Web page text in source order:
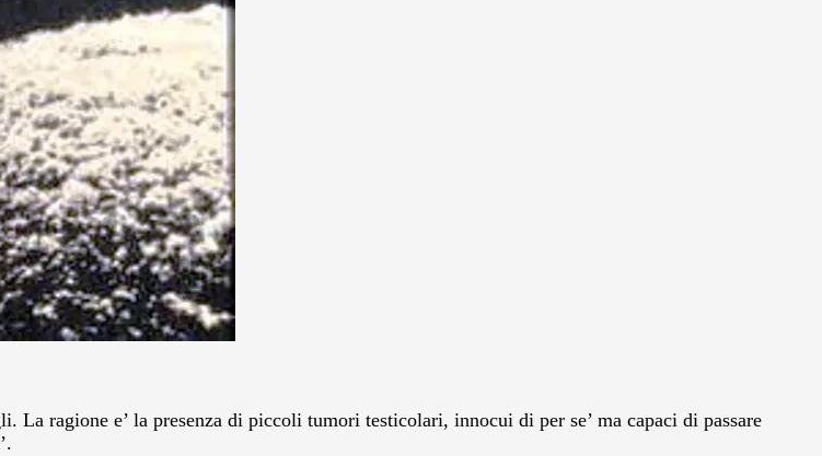
La ragione e’ la presenza di piccoli tumori testicolari, innocui di per se’ ma capaci di passare